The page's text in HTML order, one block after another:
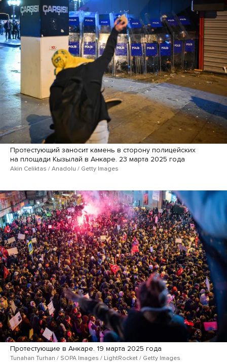
Протестующий заносит камень в сторону полицейских
на площади Кызылай в Анкаре. 23 марта 2025 года
Akin Celiktas / Anadolu / Getty Images
Протестующие в Анкаре. 19 марта 2025 года
Tunahan Turhan / SOPA Images / LightRocket / Getty Images